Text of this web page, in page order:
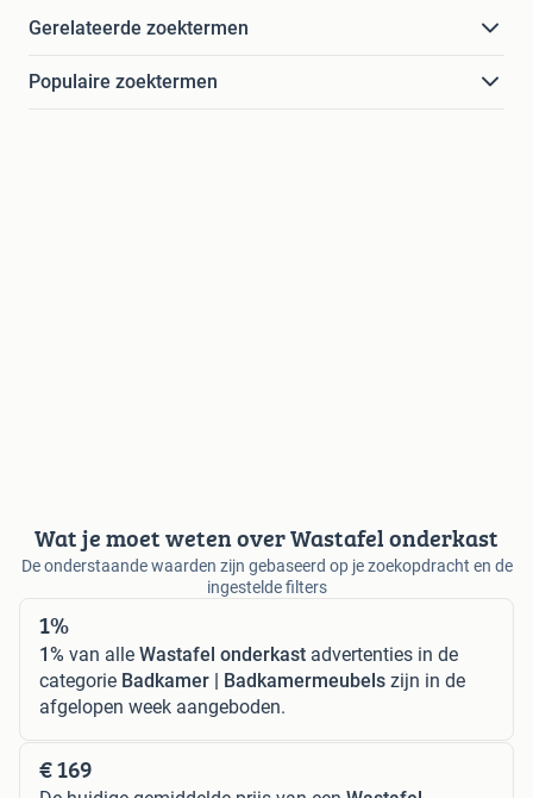
Gerelateerde zoektermen
Populaire zoektermen
Wat je moet weten over Wastafel onderkast
De onderstaande waarden zijn gebaseerd op je zoekopdracht en de
ingestelde filters
1%
1% van alle Wastafel onderkast advertenties in de
categorie Badkamer | Badkamermeubels zijn in de
afgelopen week aangeboden.
€ 169